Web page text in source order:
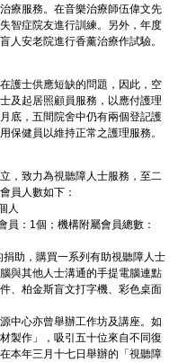
療服務。在音樂治療師伍偉文先
智症院友進行訓練。另外，年度
人安老院進行香薰治療作試驗。
護士供應短缺的問題，因此，空
及起居照顧員服務，以應付護理
底，五間院舍中仍有兩個登記護
保健員以維持正常之護理服務。
，致力為視聽障人士服務，至二
員人數如下：
人
：1個；機構附屬會員總數：
助，購買一系列有助視聽障人士
與其他人士溝通的手提電腦連點
、柏金斯盲文打字機、彩色桌面
中心亦曾舉辦工作坊及講座。如
製作」，吸引五十位來自不同復
本年三月十七日舉辦的「視聽障